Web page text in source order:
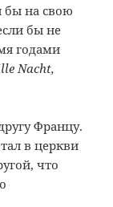
бы на свою
бы не
годами
Nacht,
Францу.
в церкви
что